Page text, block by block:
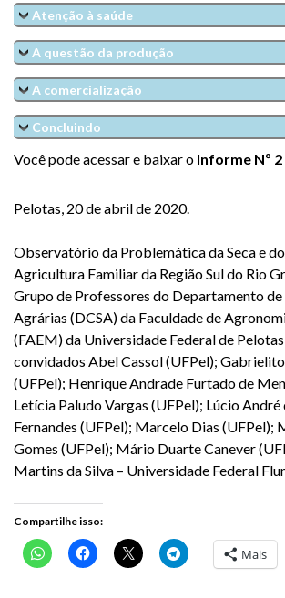
Atenção à saúde
A questão da produção
A comercialização
Concluindo
Você pode acessar e baixar o Informe Nº 2
Pelotas, 20 de abril de 2020.
Observatório da Problemática da Seca e
Agricultura Familiar da Região Sul do Rio
Grupo de Professores do Departamento de
Agrárias (DCSA) da Faculdade de
(FAEM) da Universidade Federal de
convidados Abel Cassol (UFPel);
(UFPel); Henrique Andrade Furtado de
Letícia Paludo Vargas (UFPel); Lúcio
Fernandes (UFPel); Marcelo Dias (UFPel);
Gomes (UFPel); Mário Duarte Canever
Martins da Silva – Universidade Federal
Compartilhe isso:
Mais